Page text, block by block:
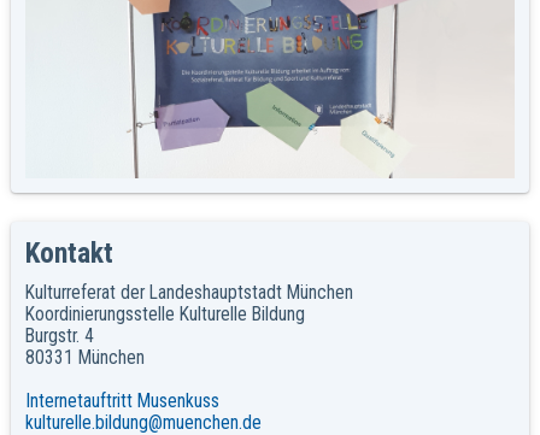
Kontakt
Kulturreferat der Landeshauptstadt München
Koordinierungsstelle Kulturelle Bildung
Burgstr. 4
80331 München
Internetauftritt Musenkuss
kulturelle.bildung@muenchen.de